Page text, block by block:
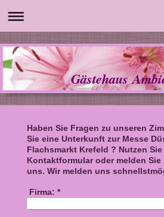
Gästehaus
Haben Sie Fragen zu unseren
Sie eine Unterkunft zur Messe
Flachsmarkt Krefeld ? Nutzen
Kontaktformular oder melden
uns. Wir melden uns
Firma: *